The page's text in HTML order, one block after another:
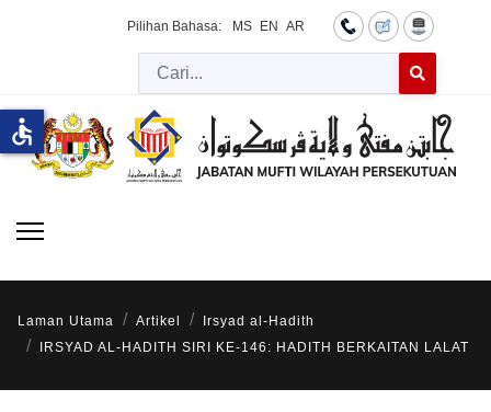
Pilihan Bahasa: MS EN AR
Cari
Laman Utama Artikel
Irsyad al-Hadith
IRSYAD AL-HADITH SIRI KE-146: HADITH BERKAITAN LALAT
accessible